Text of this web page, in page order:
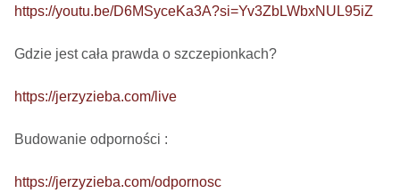
https://youtu.be/D6MSyceKa3A?si=Yv3ZbLWbxNUL95iZ
Gdzie jest cała prawda o szczepionkach?
https://jerzyzieba.com/live
Budowanie odporności :
https://jerzyzieba.com/odpornosc